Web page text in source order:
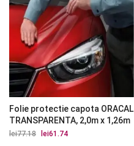
Folie protectie capota ORACAL
TRANSPARENTA, 2,0m x 1,26m
lei77.18
Prețul
lei61.74